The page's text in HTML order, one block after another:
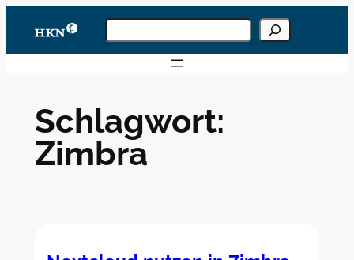
Inhalt
springen
Knowledgebase
durchsuchen
Schlagwort:
Zimbra